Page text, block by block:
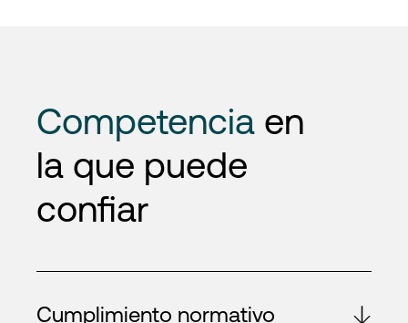
Competencia en
la que puede
confiar
Cumplimiento normativo